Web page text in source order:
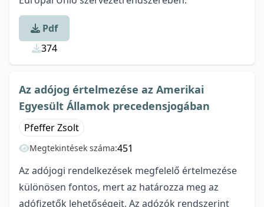
Pdf
374
Az adójog értelmezése az Amerikai
Egyesült Államok precedensjogában
Pfeffer Zsolt
Megtekintések száma:451
Az adójogi rendelkezések megfelelő értelmezése
különösen fontos, mert az határozza meg az
adófizetők lehetőségeit. Az adózók rendszerint